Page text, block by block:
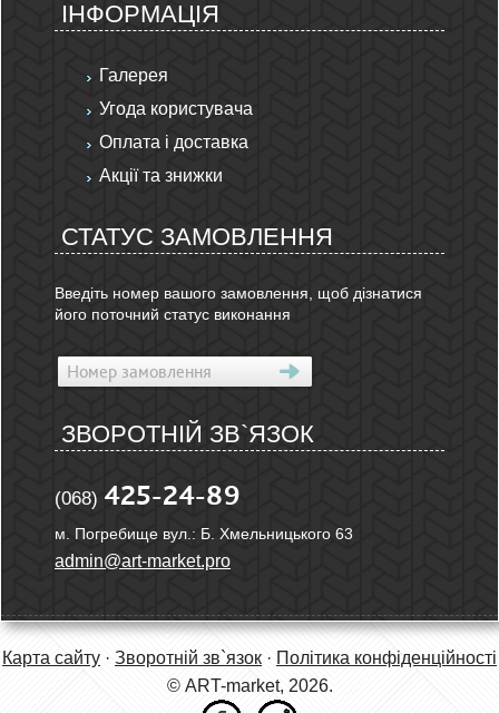
ІНФОРМАЦІЯ
Галерея
Угода користувача
Оплата і доставка
Акції та знижки
СТАТУС ЗАМОВЛЕННЯ
Введіть номер вашого замовлення, щоб дізнатися
його поточний статус виконання
ЗВОРОТНІЙ ЗВ`ЯЗОК
(068) 425-24-89
м. Погребище вул.: Б. Хмельницького 63
admin@art-market.pro
Карта сайту · Зворотній зв`язок · Політика конфіденційності
© ART-market, 2026.